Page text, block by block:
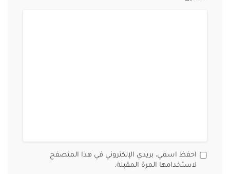
احفظ اسمي، بريدي الإلكتروني في هذا المتصفح
لاستخدامها المرة المقبلة.